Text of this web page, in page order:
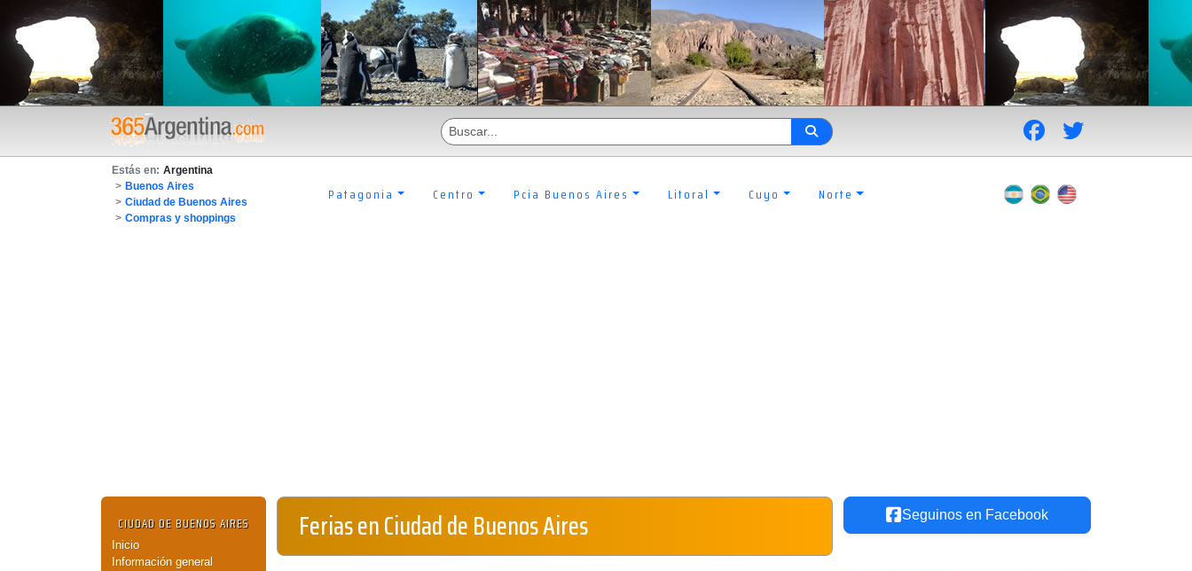
Estás en: Argentina
> Buenos Aires
> Ciudad de Buenos Aires
> Compras y shoppings
Patagonia Centro Pcia Buenos Aires Litoral Cuyo Norte
CIUDAD DE BUENOS AIRES
Inicio
Información general
Ferias en Ciudad de Buenos Aires Seguinos en Facebook